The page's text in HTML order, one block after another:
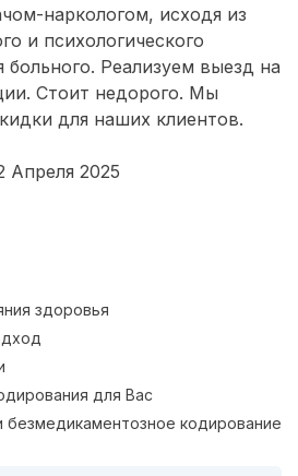
наркологом, исходя из
и психологического
больного. Реализуем выезд на
Стоит недорого. Мы
для наших клиентов.
Апреля 2025
здоровья
для Вас
кодирование